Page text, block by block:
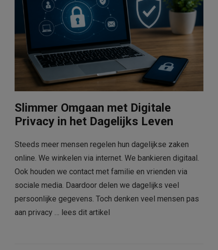
Slimmer Omgaan met Digitale
Privacy in het Dagelijks Leven
Steeds meer mensen regelen hun dagelijkse zaken
online. We winkelen via internet. We bankieren digitaal.
Ook houden we contact met familie en vrienden via
sociale media. Daardoor delen we dagelijks veel
persoonlijke gegevens. Toch denken veel mensen pas
aan privacy … lees dit artikel